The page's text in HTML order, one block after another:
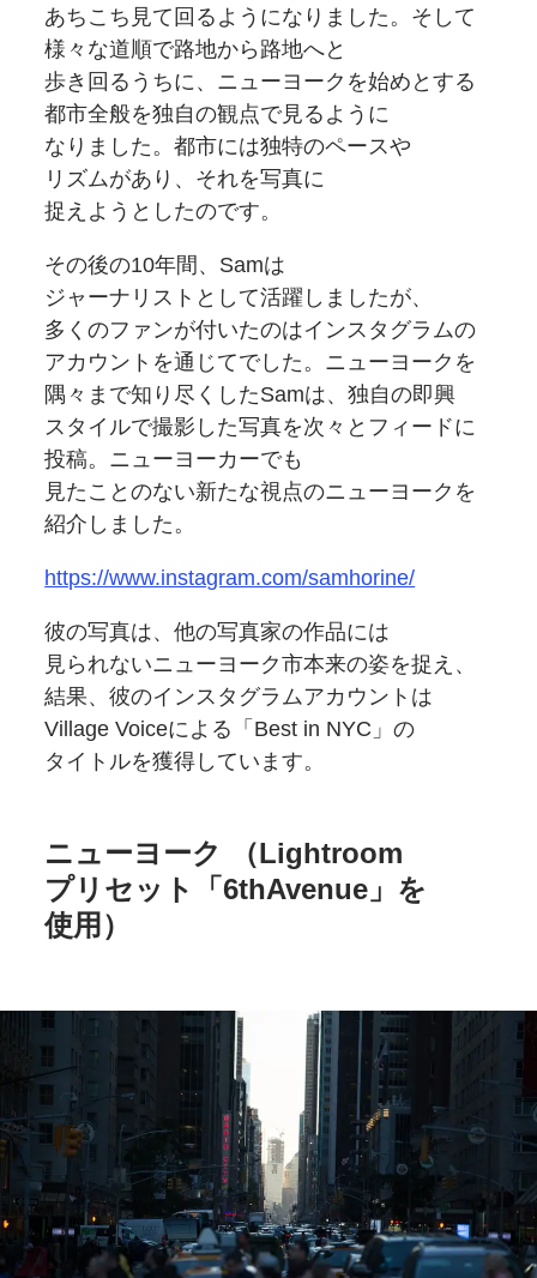
あちこち見て回るようになりました。 そして
様々な道順で路地から 路地へと
歩き回るうちに、 ニューヨークを始めとする
都市全般を独自の観点で見るように
なりました。都市には独特のペースや
リズムがあり、 それを写真に
捉えようとしたのです。
その後の10年間、 Samは
ジャーナリストとして活躍しましたが、
多くのファンが付いたのはインスタグラムの
アカウントを通じてでした。 ニューヨークを
隅々まで知り尽くしたSamは、独自の即興
スタイルで撮影した写真を次々と フィードに
投稿。 ニューヨーカーでも
見たことのない新たな視点のニューヨークを
紹介しました。
https://www.instagram.com/samhorine/
彼の写真は、他の写真家の作品には
見られないニューヨーク市本来の姿を捉え、
結果、彼のインスタグラムアカウントは
Village Voiceによる「Best in NYC」の
タイトルを獲得しています。
ニューヨーク
（Lightroom
プリセット
「6thAvenue」を
使用）